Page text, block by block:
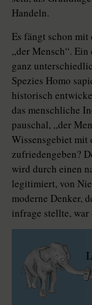
Handeln.
Es fängt schon
„der Mensch“.
ganz
Spezies Homo
historisch
das menschliche
pauschal, „der
Wissensgebiet
zufriedengeben?
wird durch einen
legitimiert, von
moderne Denker,
infrage stellte,